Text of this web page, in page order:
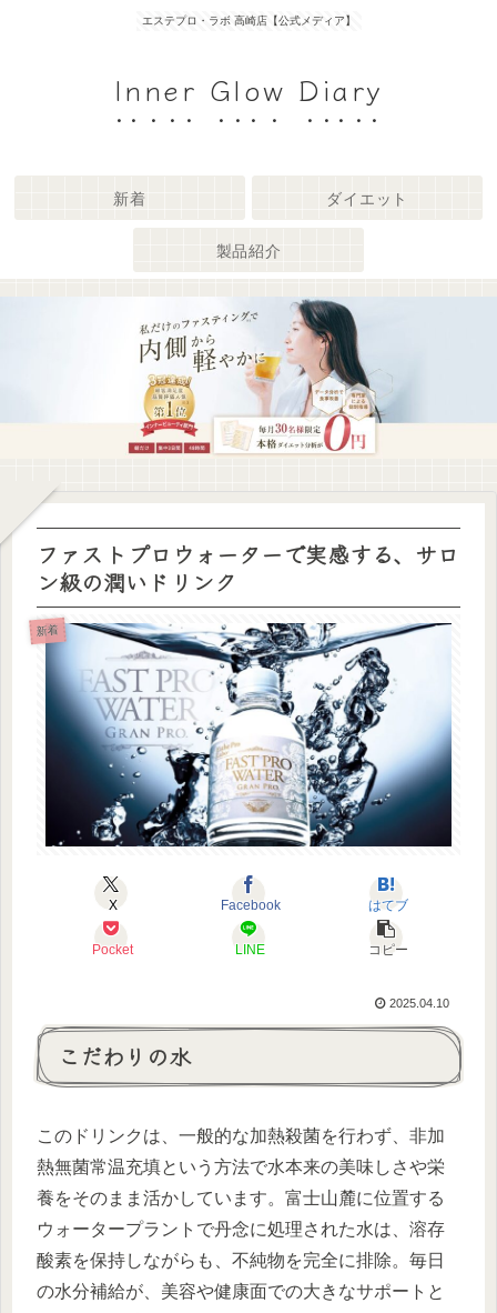
エステプロ・ラボ 高崎店【公式メディア】
Inner Glow Diary
新着 ダイエット
製品紹介
ファストプロウォーターで実感する、サロ
ン級の潤いドリンク
新着
X Facebook はてブ
Pocket LINE コピー
2025.04.10
こだわりの水
このドリンクは、一般的な加熱殺菌を行わず、非加
熱無菌常温充填という方法で水本来の美味しさや栄
養をそのまま活かしています。富士山麓に位置する
ウォータープラントで丹念に処理された水は、溶存
酸素を保持しながらも、不純物を完全に排除。毎日
の水分補給が、美容や健康面での大きなサポートと